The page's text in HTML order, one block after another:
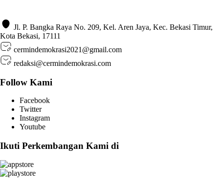
Jl. P. Bangka Raya No. 209, Kel. Aren Jaya, Kec. Bekasi Timur,
Kota Bekasi, 17111
cermindemokrasi2021@gmail.com
redaksi@cermindemokrasi.com
Follow Kami
Facebook
Twitter
Instagram
Youtube
Ikuti Perkembangan Kami di